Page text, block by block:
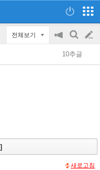
전체보기
공
지
on/off
검
색
글
쓰
10추글
새로고침